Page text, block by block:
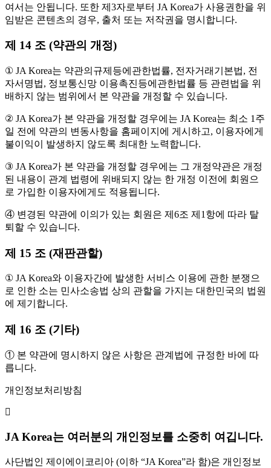
여서는 안됩니다. 또한 제3자로부터 JA Korea가 사용권한을 위
임받은 콘텐츠의 경우, 출처 또는 저작권을 명시합니다.
제 14 조 (약관의 개정)
① JA Korea는 약관의규제등에관한법률, 전자거래기본법, 전
자서명법, 정보통신망 이용촉진등에관한법률 등 관련법을 위
배하지 않는 범위에서 본 약관을 개정할 수 있습니다.
② JA Korea가 본 약관을 개정할 경우에는 JA Korea는 최소 1주
일 전에 약관의 변동사항을 홈페이지에 게시하고, 이용자에게
불이익이 발생하지 않도록 최대한 노력합니다.
③ JA Korea가 본 약관을 개정할 경우에는 그 개정약관은 개정
된 내용이 관계 법령에 위배되지 않는 한 개정 이전에 회원으
로 가입한 이용자에게도 적용됩니다.
④ 변경된 약관에 이의가 있는 회원은 제6조 제1항에 따라 탈
퇴할 수 있습니다.
제 15 조 (재판관할)
① JA Korea와 이용자간에 발생한 서비스 이용에 관한 분쟁으
로 인한 소는 민사소송법 상의 관할을 가지는 대한민국의 법원
에 제기합니다.
제 16 조 (기타)
① 본 약관에 명시하지 않은 사항은 관계법에 규정한 바에 따
릅니다.
개인정보처리방침
JA Korea는 여러분의 개인정보를 소중히 여깁니다.
사단법인 제이에이코리아 (이하 “JA Korea”라 함)은 개인정보